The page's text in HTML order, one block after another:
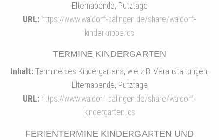
Elternabende, Putztage
URL: https://www.waldorf-balingen.de/share/waldorf-
kinderkrippe.ics
TERMINE KINDERGARTEN
Inhalt: Termine des Kindergartens, wie z.B. Veranstaltungen,
Elternabende, Putztage
URL: https://www.waldorf-balingen.de/share/waldorf-
kindergarten.ics
FERIENTERMINE KINDERGARTEN UND